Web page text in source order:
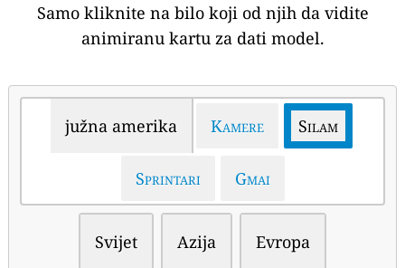
Samo kliknite na bilo koji od njih da vidite
animiranu kartu za dati model.
južna amerika Kamere Silam
Sprintari Gmai
Svijet Azija Evropa